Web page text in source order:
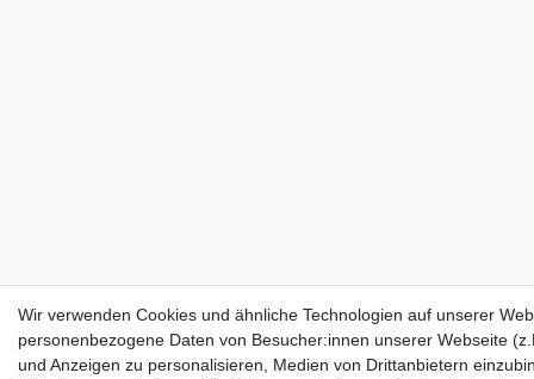
Wir verwenden Cookies und ähnliche Technologien auf unserer
personenbezogene Daten von Besucher:innen unserer Webseite
und Anzeigen zu personalisieren, Medien von Drittanbietern